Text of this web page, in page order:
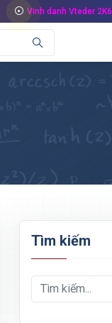
Vinh danh Vteder 2K6
Tìm kiếm